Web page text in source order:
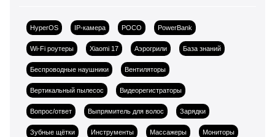
HyperOS IP-камера POCO PowerBank
Wi-Fi роутеры Xiaomi 17 Аэрогрили База знаний
Беспроводные наушники Вентиляторы
Вертикальный пылесос Видеорегистраторы
Вопрос/ответ Выпрямитель для волос Зарядки
Зубные щётки Инструменты Массажеры Мониторы